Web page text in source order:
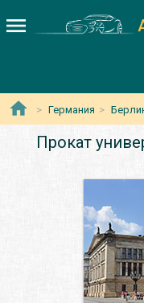
Германия
Прокат